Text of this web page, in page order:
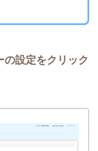
の設定をクリック